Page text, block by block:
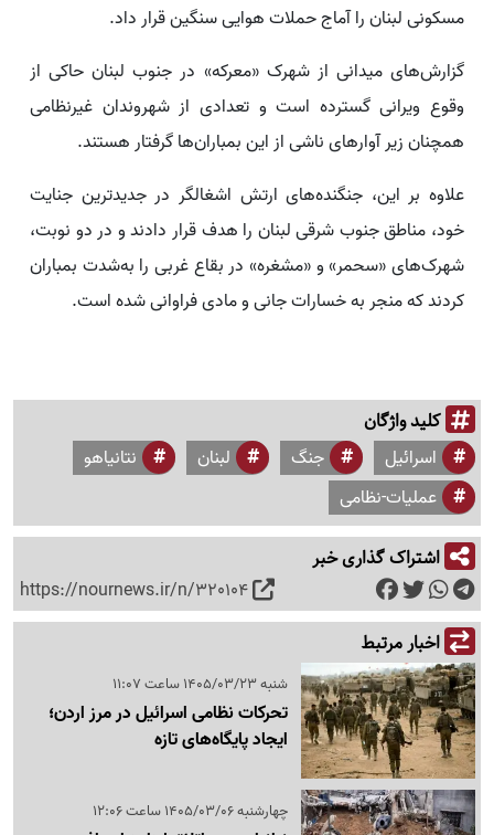
مسکونی لبنان را آماج حملات هوایی سنگین قرار داد.
گزارش‌های میدانی از شهرک «معرکه» در جنوب لبنان حاکی از
وقوع ویرانی گسترده است و تعدادی از شهروندان غیرنظامی
همچنان زیر آوارهای ناشی از این بمباران‌ها گرفتار هستند.
علاوه بر این، جنگنده‌های ارتش اشغالگر در جدیدترین جنایت
خود، مناطق جنوب شرقی لبنان را هدف قرار دادند و در دو نوبت،
شهرک‌های «سحمر» و «مشغره» در بقاع غربی را به‌شدت بمباران
کردند که منجر به خسارات جانی و مادی فراوانی شده است.
کلید واژگان
اسرائیل جنگ لبنان
نتانیاهو
عملیات-نظامی
اشتراک گذاری خبر
https://nournews.ir/n/320104
اخبار مرتبط
شنبه 1405/03/23 ساعت 11:07
تحرکات نظامی اسرائیل در مرز اردن؛
ایجاد پایگاه‌های تازه
چهارشنبه 1405/03/06 ساعت 12:06